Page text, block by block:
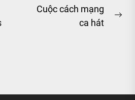
Cuộc cách mạng
ca hát